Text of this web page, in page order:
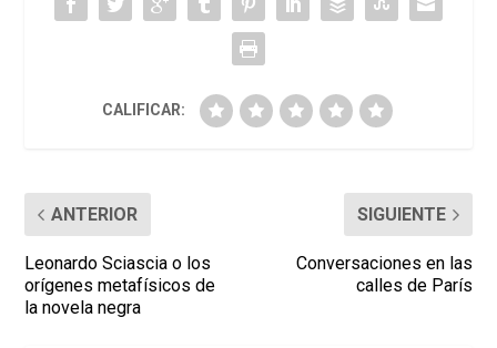
CALIFICAR:
ANTERIOR
Leonardo Sciascia o los
orígenes metafísicos de
la novela negra
SIGUIENTE
Conversaciones en las
calles de París